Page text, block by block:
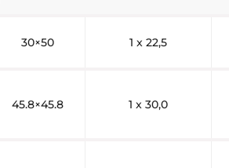
30×50 1 x 22,5
45.8×45.8 1 x 30,0